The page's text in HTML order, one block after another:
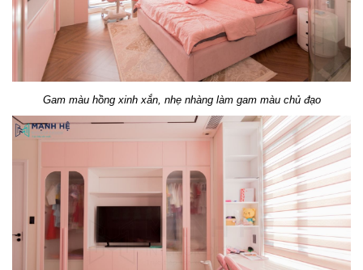
Gam màu hồng xinh xắn, nhẹ nhàng làm gam màu chủ đạo